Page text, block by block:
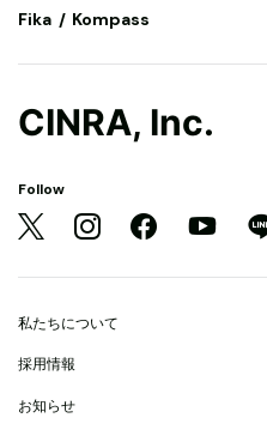
Fika Kompass
CINRA, Inc.
Follow
私たちについて
採用情報
お知らせ